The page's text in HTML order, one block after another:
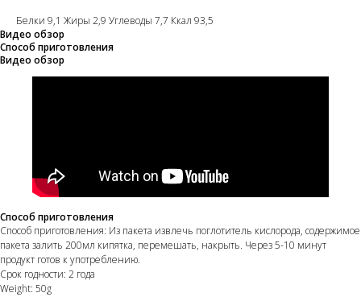
Белки 9,1 Жиры 2,9 Углеводы 7,7 Ккал 93,5
Видео обзор
Способ приготовления
Видео обзор
Способ приготовления
Способ приготовления: Из пакета извлечь поглотитель кислорода, содержимое
пакета залить 200мл кипятка, перемешать, накрыть. Через 5-10 минут
продукт готов к употреблению.
Срок годности: 2 года
Weight: 50g